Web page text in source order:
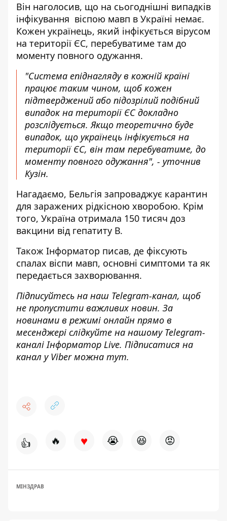
Він наголосив, що на сьогоднішні випадків
інфікування віспою мавп в Україні немає.
Кожен українець, який інфікується вірусом
на території ЄС, перебуватиме там до
моменту повного одужання.
"Система епіднагляду в кожній країні
працює таким чином, щоб кожен
підтверджений або підозрілий подібний
випадок на території ЄС докладно
розслідується. Якщо теоретично буде
випадок, що українець інфікується на
території ЄС, він там перебуватиме, до
моменту повного одужання", - уточнив
Кузін.
Нагадаємо, Бельгія запроваджує карантин
для заражених рідкісною хворобою. Крім
того, Україна отримала 150 тисяч доз
вакцини від гепатиту В.
Також Інформатор писав, де фіксують
спалах віспи мавп, основні симптоми та як
передається захворювання.
Підписуйтесь на наш Telegram-канал, щоб
не пропустити важливих новин. За
новинами в режимі онлайн прямо в
месенджері слідкуйте на нашому Telegram-
каналіІнформатор Live. Підписатися на
канал у Viber можна тут.
👍 🔥 ♥ 😭 😆 😡
МІНЗДРАВ